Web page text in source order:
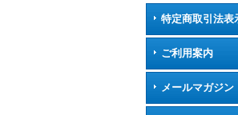
特定商取引法表
ご利用案内
メールマガジン